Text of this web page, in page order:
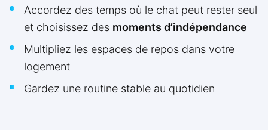
Accordez des temps où le chat peut rester seul
et choisissez des moments d’indépendance
Multipliez les espaces de repos dans votre
logement
Gardez une routine stable au quotidien